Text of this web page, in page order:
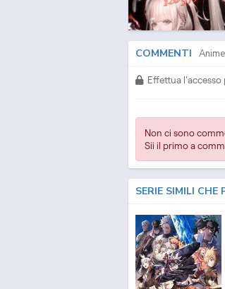
Dragon Cry Sottotitoli
- Fairy Tail the Movie:
Streaming Episodio
COMMENTI Anime
Effettua l'accesso
Non ci sono
Sii il primo a
SERIE SIMILI